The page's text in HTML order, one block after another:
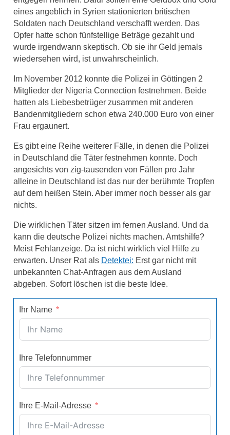
eines angeblich in Syrien stationierten britischen
Soldaten nach Deutschland verschafft werden. Das
Opfer hatte schon fünfstellige Beträge gezahlt und
wurde irgendwann skeptisch. Ob sie ihr Geld jemals
wiedersehen wird, ist unwahrscheinlich.
Im November 2012 konnte die Polizei in Göttingen 2
Mitglieder der Nigeria Connection festnehmen. Beide
hatten als Liebesbetrüger zusammen mit anderen
Bandenmitgliedern schon etwa 240.000 Euro von einer
Frau ergaunert.
Es gibt eine Reihe weiterer Fälle, in denen die Polizei
in Deutschland die Täter festnehmen konnte. Doch
angesichts von zig-tausenden von Fällen pro Jahr
alleine in Deutschland ist das nur der berühmte Tropfen
auf dem heißen Stein. Aber immer noch besser als gar
nichts.
Die wirklichen Täter sitzen im fernen Ausland. Und da
kann die deutsche Polizei nichts machen. Amtshilfe?
Meist Fehlanzeige. Da ist nicht wirklich viel Hilfe zu
erwarten. Unser Rat als Detektei: Erst gar nicht mit
unbekannten Chat-Anfragen aus dem Ausland
abgeben. Sofort löschen ist die beste Idee.
Ihr Name
Ihre Telefonnummer
Ihre E-Mail-Adresse